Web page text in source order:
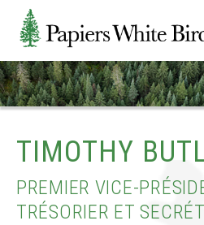
TIMOTHY
PREMIER VICE-
TRÉSORIER ET